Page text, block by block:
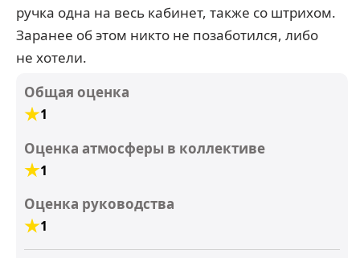
ручка одна на весь кабинет, также со штрихом.
Заранее об этом никто не позаботился, либо
не хотели.
Общая оценка
1
Оценка атмосферы в коллективе
1
Оценка руководства
1